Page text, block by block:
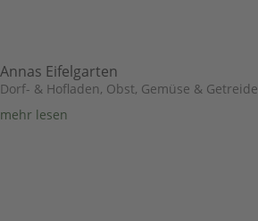
Annas Eifelgarten
Dorf- & Hofladen, Obst, Gemüse & Getreide
mehr lesen